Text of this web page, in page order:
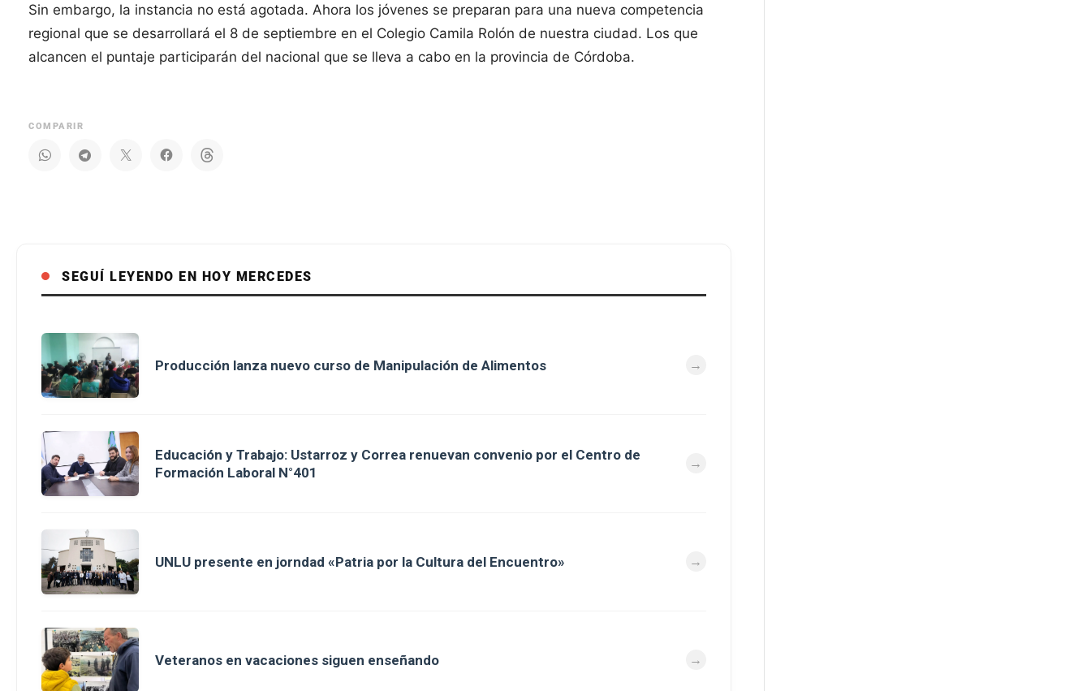
Sin embargo, la instancia no está agotada. Ahora los jóvenes se preparan para una nueva competencia
regional que se desarrollará el 8 de septiembre en el Colegio Camila Rolón de nuestra ciudad. Los que
alcancen el puntaje participarán del nacional que se lleva a cabo en la provincia de Córdoba.
COMPARIR
SEGUÍ LEYENDO EN HOY MERCEDES
Producción lanza nuevo curso de Manipulación de Alimentos
Educación y Trabajo: Ustarroz y Correa renuevan convenio por el Centro de
Formación Laboral N°401
UNLU presente en jorndad «Patria por la Cultura del Encuentro»
Veteranos en vacaciones siguen enseñando